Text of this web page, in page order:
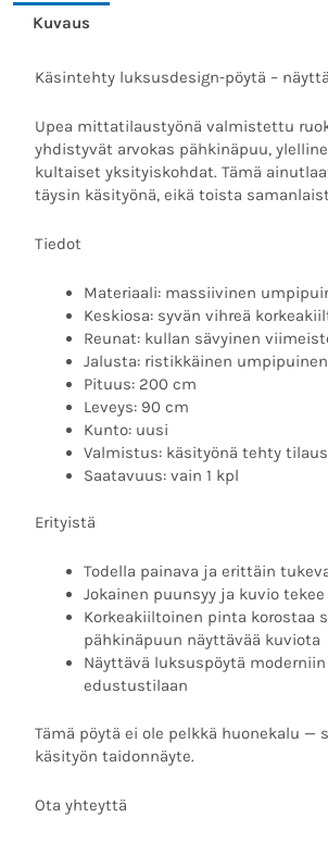
Kuvaus
Käsintehty luksusdesign-pöytä –
Upea mittatilaustyönä valmistettu
yhdistyvät arvokas pähkinäpuu,
kultaiset yksityiskohdat. Tämä
täysin käsityönä, eikä toista
Tiedot
Materiaali: massiivinen
Keskiosa: syvän vihreä
Reunat: kullan sävyinen
Jalusta: ristikkäinen
Pituus: 200 cm
Leveys: 90 cm
Kunto: uusi
Valmistus: käsityönä tehty
Saatavuus: vain 1 kpl
Erityistä
Todella painava ja erittäin
Jokainen puunsyy ja kuvio
Korkeakiiltoinen pinta korostaa
pähkinäpuun näyttävää kuviota
Näyttävä luksuspöytä
edustustilaan
Tämä pöytä ei ole pelkkä huonekalu —
käsityön taidonnäyte.
Ota yhteyttä